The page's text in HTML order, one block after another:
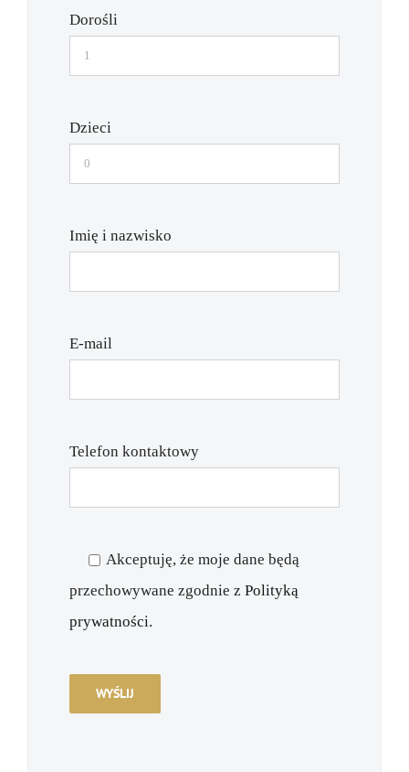
Dorośli
Dzieci
Imię i nazwisko
E-mail
Telefon kontaktowy
Akceptuję, że moje dane będą
przechowywane zgodnie z Polityką
prywatności.